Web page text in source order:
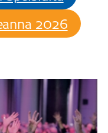
2026